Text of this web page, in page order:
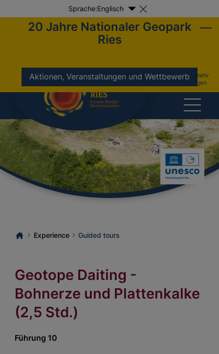
Sprache:Englisch
20 Jahre Nationaler Geopark
Ries
Aktionen, Veranstaltungen und Wettbewerbnicht mehr
anzeigen
Guided tours
Experience
Geotope Daiting -
Bohnerze und Plattenkalke
(2,5 Std.)
Führung 10